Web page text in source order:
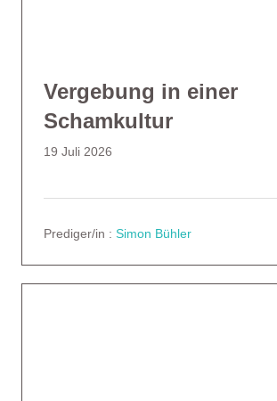
Vergebung in einer
Schamkultur
19 Juli 2026
Prediger/in : Simon Bühler